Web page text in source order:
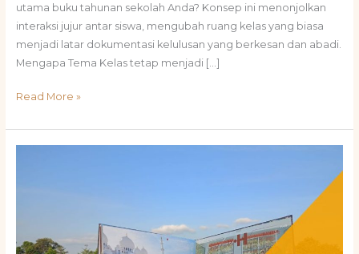
utama buku tahunan sekolah Anda? Konsep ini menonjolkan
interaksi jujur antar siswa, mengubah ruang kelas yang biasa
menjadi latar dokumentasi kelulusan yang berkesan dan abadi.
Mengapa Tema Kelas tetap menjadi […]
Read More »